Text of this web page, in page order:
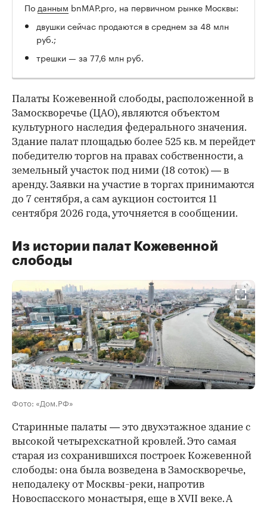
По данным bnMAP.pro, на первичном рынке Москвы:
двушки сейчас продаются в среднем за 48 млн
руб.;
трешки — за 77,6 млн руб.
Палаты Кожевенной слободы, расположенной в
Замоскворечье (ЦАО), являются объектом
культурного наследия федерального значения.
Здание палат площадью более 525 кв. м перейдет
победителю торгов на правах собственности, а
земельный участок под ними (18 соток) — в
аренду. Заявки на участие в торгах принимаются
до 7 сентября, а сам аукцион состоится 11
сентября 2026 года, уточняется в сообщении.
00:00 / 00:00
Из истории палат Кожевенной
слободы
Фото: «Дом.РФ»
Старинные палаты — это двухэтажное здание с
высокой четырехскатной кровлей. Это самая
старая из сохранившихся построек Кожевенной
слободы: она была возведена в Замоскворечье,
неподалеку от Москвы-реки, напротив
Новоспасского монастыря, еще в XVII веке. А